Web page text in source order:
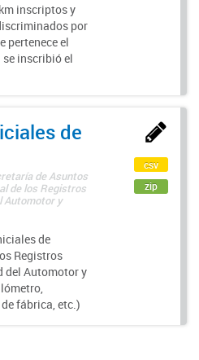
inscriptos y
por
pertenece el
inscribió el
de
de Asuntos
de los Registros
Automotor y
de
Registros
del Automotor y
fábrica, etc.)
csv
zip